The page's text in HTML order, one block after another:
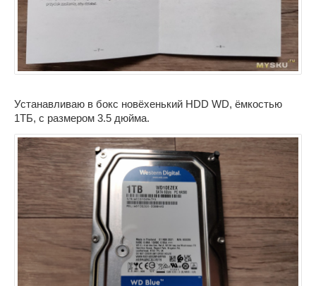
Устанавливаю в бокс новёхенький HDD WD, ёмкостью
1ТБ, с размером 3.5 дюйма.